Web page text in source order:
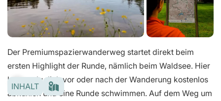
Der Premiumspazierwanderweg startet direkt beim
ersten Highlight der Runde, nämlich beim Waldsee. Hier
kannst du dich vor oder nach der Wanderung kostenlos
abkühlen und eine Runde schwimmen. Auf dem Weg um
INHALT